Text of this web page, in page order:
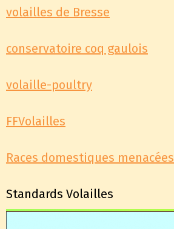
volailles de Bresse
conservatoire coq gaulois
volaille-poultry
FFVolailles
Races domestiques menacées
Standards Volailles